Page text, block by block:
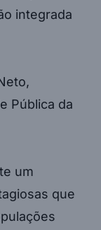
integrada
Pública da
um
que